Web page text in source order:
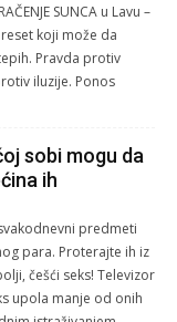
SUNCA u Lavu –
koji može da
Pravda protiv
iluzije. Ponos
sobi mogu da
ih
predmeti
para. Proterajte ih iz
češći seks! Televizor
upola manje od onih